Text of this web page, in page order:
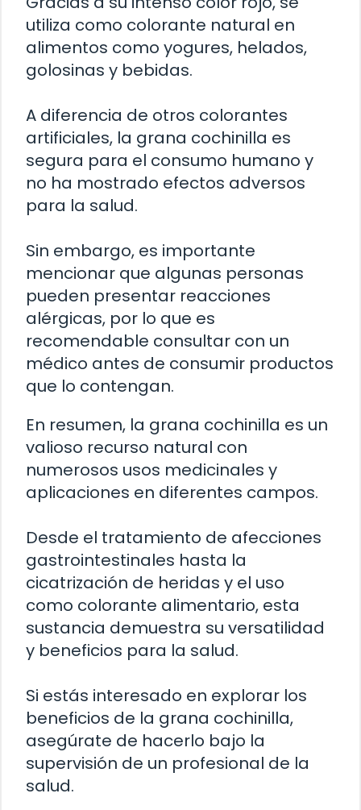
utiliza como colorante natural en
alimentos como yogures, helados,
golosinas y bebidas.
A diferencia de otros colorantes
artificiales, la grana cochinilla es
segura para el consumo humano y
no ha mostrado efectos adversos
para la salud.
Sin embargo, es importante
mencionar que algunas personas
pueden presentar reacciones
alérgicas, por lo que es
recomendable consultar con un
médico antes de consumir productos
que lo contengan.
En resumen, la grana cochinilla es un
valioso recurso natural con
numerosos usos medicinales y
aplicaciones en diferentes campos.
Desde el tratamiento de afecciones
gastrointestinales hasta la
cicatrización de heridas y el uso
como colorante alimentario, esta
sustancia demuestra su versatilidad
y beneficios para la salud.
Si estás interesado en explorar los
beneficios de la grana cochinilla,
asegúrate de hacerlo bajo la
supervisión de un profesional de la
salud.